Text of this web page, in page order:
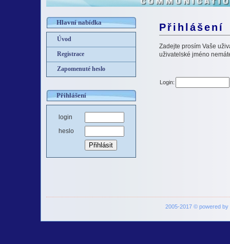
Hlavní nabídka
Úvod
Registrace
Zapomenuté heslo
Přihlášení
login
heslo
Přihlášení
Zadejte prosím Vaše
uživatelské jméno
Login:
2005-2017 © powered by